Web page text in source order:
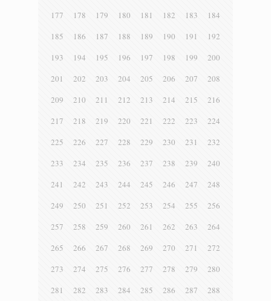
177
178 179 180 181 182 183
184
185
186 187 188 189 190 191
192
193
194 195 196 197 198 199
200
201
202 203 204 205 206 207
208
209
210 211 212 213 214 215
216
217
218 219 220 221 222 223
224
225
226 227 228 229 230 231
232
233
234 235 236 237 238 239
240
241
242 243 244 245 246 247
248
249
250 251 252 253 254 255
256
257
258 259 260 261 262 263
264
265
266 267 268 269 270 271
272
273
274 275 276 277 278 279
280
281
282 283 284 285 286 287
288